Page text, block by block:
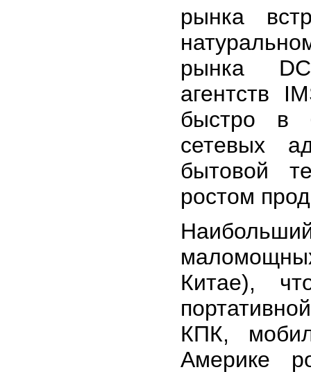
рынка
рынка
агентств
быстро в
сетевых
бытовой
ростом
Китае),
КПК,
Америке